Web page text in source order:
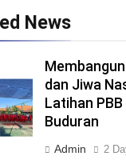
News
dan Jiwa
Latihan
Buduran
Admin 2